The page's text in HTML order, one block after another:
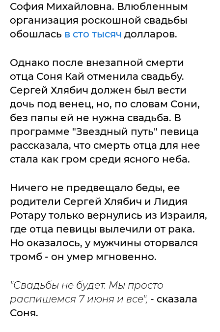
София Михайловна. Влюбленным
организация роскошной свадьбы
обошлась в сто тысяч долларов.
Однако после внезапной смерти
отца Соня Кай отменила свадьбу.
Сергей Хлябич должен был вести
дочь под венец, но, по словам Сони,
без папы ей не нужна свадьба. В
программе "Звездный путь" певица
рассказала, что смерть отца для нее
стала как гром среди ясного неба.
Ничего не предвещало беды, ее
родители Сергей Хлябич и Лидия
Ротару только вернулись из Израиля,
где отца певицы вылечили от рака.
Но оказалось, у мужчины оторвался
тромб - он умер мгновенно.
"Свадьбы не будет. Мы просто
распишемся 7 июня и все", - сказала
Соня.